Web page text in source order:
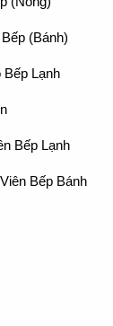
(Bánh)
Bếp Lạnh
Bếp Lạnh
Bếp Bánh